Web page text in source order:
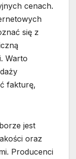
cenach.
się z
Warto
fakturę,
jest
oraz
Producenci